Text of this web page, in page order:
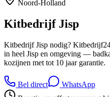
Noord-Holland
Kitbedrijf Jisp
Kitbedrijf Jisp nodig?
in heel Jisp en omgeving —
kozijnen met tot 10 jaar garantie.
Bel direct
WhatsApp